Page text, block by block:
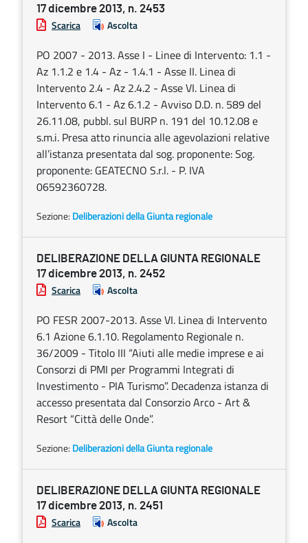
17 dicembre 2013, n. 2453
Scarica Ascolta
PO 2007 - 2013. Asse I - Linee di Intervento: 1.1 -
Az 1.1.2 e 1.4 - Az - 1.4.1 - Asse II. Linea di
Intervento 2.4 - Az 2.4.2 - Asse VI. Linea di
Intervento 6.1 - Az 6.1.2 - Avviso D.D. n. 589 del
26.11.08, pubbl. sul BURP n. 191 del 10.12.08 e
s.m.i. Presa atto rinuncia alle agevolazioni relative
all’istanza presentata dal sog. proponente: Sog.
proponente: GEATECNO S.r.l. - P. IVA
06592360728.
Sezione: Deliberazioni della Giunta regionale
DELIBERAZIONE DELLA GIUNTA REGIONALE
17 dicembre 2013, n. 2452
Scarica Ascolta
PO FESR 2007-2013. Asse VI. Linea di Intervento
6.1 Azione 6.1.10. Regolamento Regionale n.
36/2009 - Titolo III “Aiuti alle medie imprese e ai
Consorzi di PMI per Programmi Integrati di
Investimento - PIA Turismo”. Decadenza istanza di
accesso presentata dal Consorzio Arco - Art &
Resort “Città delle Onde”.
Sezione: Deliberazioni della Giunta regionale
DELIBERAZIONE DELLA GIUNTA REGIONALE
17 dicembre 2013, n. 2451
Scarica Ascolta